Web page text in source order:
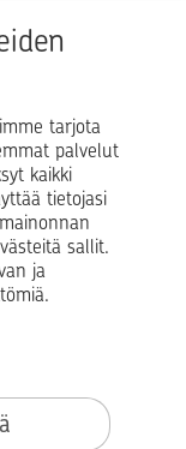
tarjota
palvelut
kaikki
tietojasi
sallit.
ja